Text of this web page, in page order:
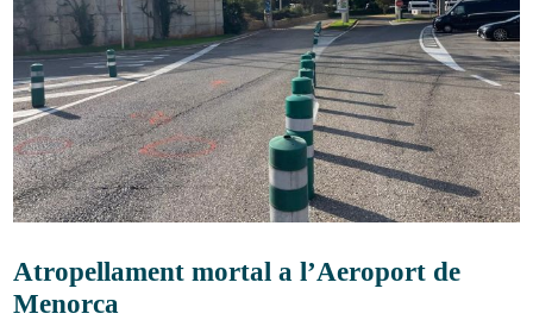
Atropellament mortal a l’Aeroport de
Menorca